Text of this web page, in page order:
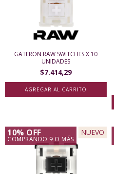
GATERON RAW SWITCHES X 10
UNIDADES
$7.414,29
10% OFF
COMPRANDO 9 O MÁS
NUEVO